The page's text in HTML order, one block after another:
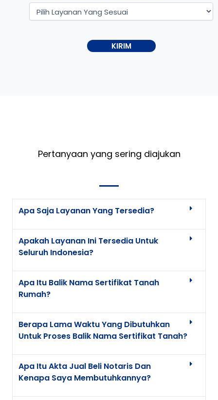
KIRIM
Pertanyaan yang sering diajukan
Apa Saja Layanan Yang Tersedia?
Apakah Layanan Ini Tersedia Untuk
Seluruh Indonesia?
Apa Itu Balik Nama Sertifikat Tanah
Rumah?
Berapa Lama Waktu Yang Dibutuhkan
Untuk Proses Balik Nama Sertifikat Tanah?
Apa Itu Akta Jual Beli Notaris Dan
Kenapa Saya Membutuhkannya?